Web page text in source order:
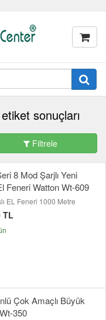
sonuçları
Filtrele
8 Mod Şarjlı Yeni
Feneri Watton Wt-609
EL Feneri 1000 Metre
TL
Çok Amaçlı Büyük
350